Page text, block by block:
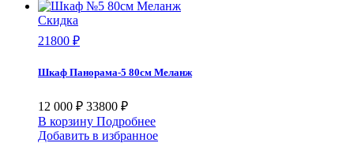
Скидка
21800 ₽
Шкаф Панорама-5 80см Меланж
12 000 ₽ 33800 ₽
В корзину Подробнее
Добавить в избранное